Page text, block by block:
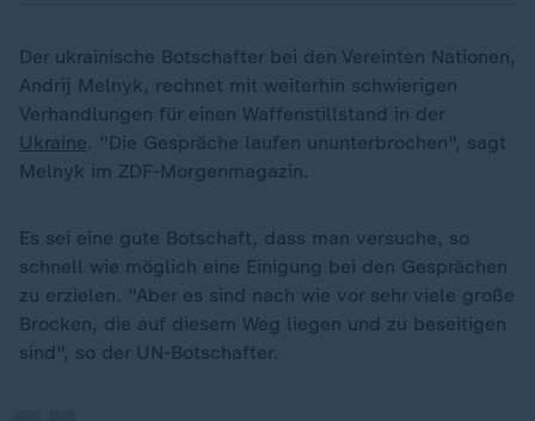
Der ukrainische Botschafter bei den Vereinten Nationen,
Andrij Melnyk, rechnet mit weiterhin schwierigen
Verhandlungen für einen Waffenstillstand in der
Ukraine. "Die Gespräche laufen ununterbrochen", sagt
Melnyk im ZDF-Morgenmagazin.
Es sei eine gute Botschaft, dass man versuche, so
schnell wie möglich eine Einigung bei den Gesprächen
zu erzielen. "Aber es sind nach wie vor sehr viele große
Brocken, die auf diesem Weg liegen und zu beseitigen
sind", so der UN-Botschafter.
„